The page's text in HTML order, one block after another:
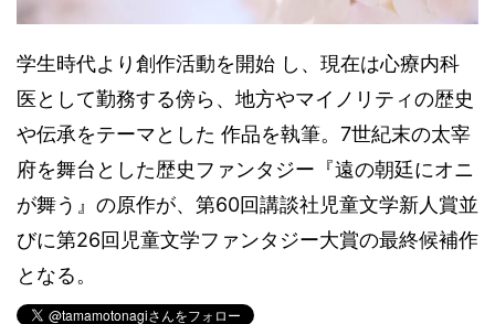
学生時代より創作活動を開始 し、現在は心療内科
医として勤務する傍ら、地方やマイノリティの歴史
や伝承をテーマとした 作品を執筆。7世紀末の太宰
府を舞台とした歴史ファンタジー『遠の朝廷にオニ
が舞う』の原作が、第60回講談社児童文学新人賞並
びに第26回児童文学ファンタジー大賞の最終候補作
となる。